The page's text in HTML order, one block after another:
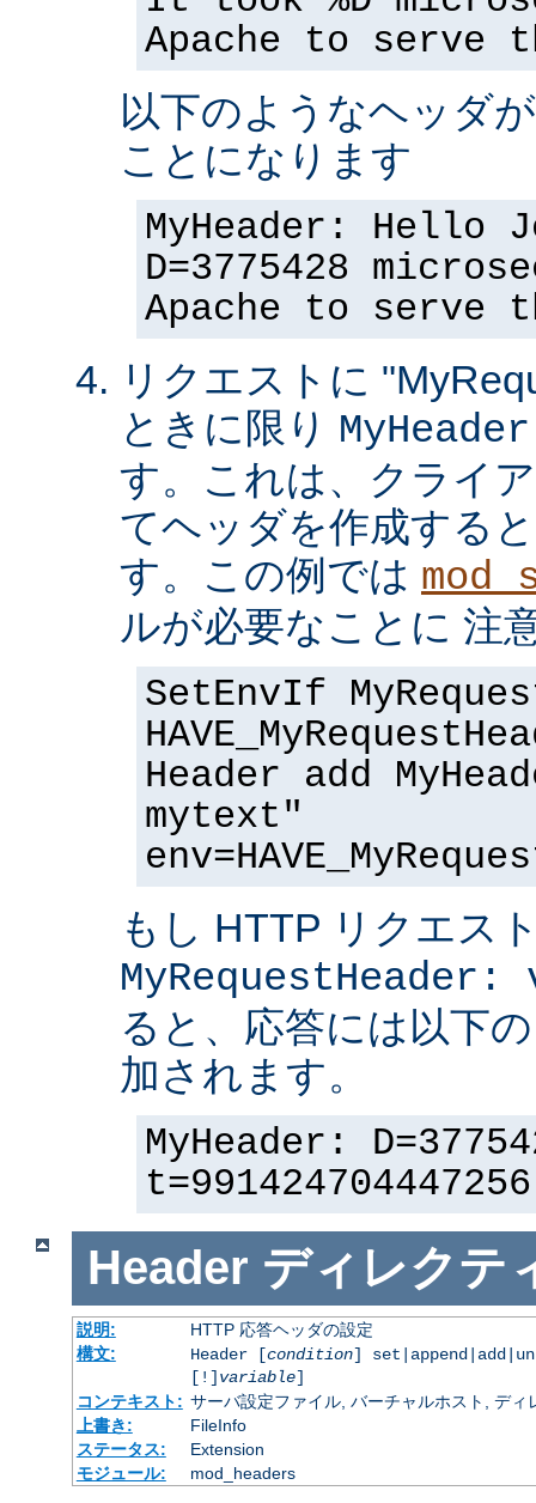
Apache to serve
以下のようなヘッダ
ことになります
MyHeader: Hello
D=3775428
Apache to serve
リクエストに
ときに限り MyHeader
す。これは、クライ
てヘッダを作成する
す。この例では
ルが必要なことに 注
SetEnvIf
Header add
mytext"
もし HTTP リクエス
MyRequestHeader:
ると、応答には以下
加されます。
MyHeader:
Header ディレクテ
説明:
HTTP 応答ヘッダの設定
構文:
Header [condition]
[!] variable]
コンテキスト: サーバ設定ファイル, バーチャルホスト, ディ
上書き:
FileInfo
ステータス:
Extension
モジュール:
mod_headers